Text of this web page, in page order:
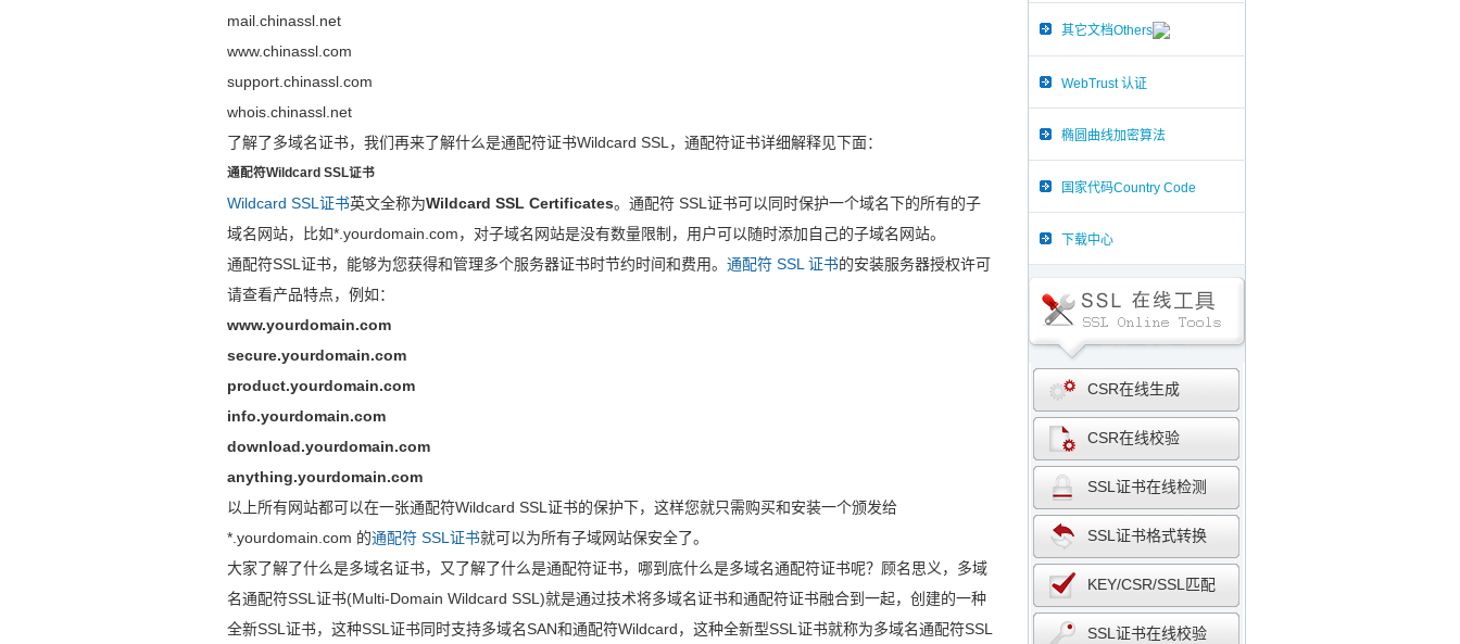
mail.chinassl.net
www.chinassl.com
support.chinassl.com
whois.chinassl.net
了解了多域名证书，我们再来了解什么是通配符证书Wildcard SSL，通配符证书详细解释见下面：
通配符Wildcard SSL证书
Wildcard SSL证书英文全称为Wildcard SSL Certificates。通配符 SSL证书可以同时保护一个域名下的所有的子
域名网站，比如*.yourdomain.com，对子域名网站是没有数量限制，用户可以随时添加自己的子域名网站。
通配符SSL证书，能够为您获得和管理多个服务器证书时节约时间和费用。通配符 SSL 证书的安装服务器授权许可
请查看产品特点，例如：
www.yourdomain.com
secure.yourdomain.com
product.yourdomain.com
info.yourdomain.com
download.yourdomain.com
anything.yourdomain.com
以上所有网站都可以在一张通配符Wildcard SSL证书的保护下，这样您就只需购买和安装一个颁发给
*.yourdomain.com 的通配符 SSL证书就可以为所有子域网站保安全了。
大家了解了什么是多域名证书，又了解了什么是通配符证书，哪到底什么是多域名通配符证书呢？顾名思义，多域
名通配符SSL证书(Multi-Domain Wildcard SSL)就是通过技术将多域名证书和通配符证书融合到一起，创建的一种
全新SSL证书，这种SSL证书同时支持多域名SAN和通配符Wildcard，这种全新型SSL证书就称为多域名通配符SSL
其它文档Others
WebTrust 认证
椭圆曲线加密算法
国家代码Country Code
下载中心
CSR在线生成
CSR在线校验
SSL证书在线检测
SSL证书格式转换
KEY/CSR/SSL匹配
SSL证书在线校验